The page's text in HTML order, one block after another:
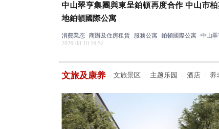
中山翠亨集團與東呈鉑頓再度合作 中山市
地鉑頓國際公寓
消費業态 商辦及住房租賃 服務公寓 鉑頓國際公寓 中山
2026-08-10 16:52
文旅及康养 文旅景区 主题乐园 酒店 养